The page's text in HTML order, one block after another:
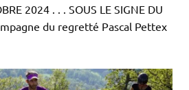
2024 . . . SOUS LE SIGNE DU
du regretté Pascal Pettex